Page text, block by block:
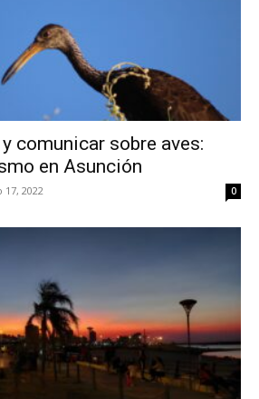
comunicar sobre aves:
en Asunción
2022 0